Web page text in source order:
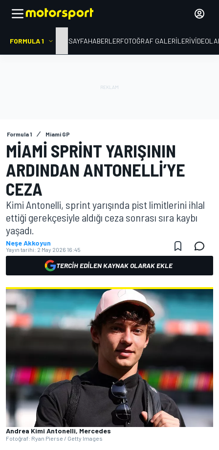
FORMULA 1 ANA SAYFAHABERLERFOTOĞRAF GALERILERI
Formula 1 Miami GP
MIAMI SPRINT YARIŞININ
ARDINDAN ANTONELLI’YE
CEZA
Kimi Antonelli, sprint yarışında pist limitlerini ihlal
ettiği gerekçesiyle aldığı ceza sonrası sıra kaybı
yaşadı.
Neşe Akkoyun
Yayın tarihi: 2 May 2026 16:45
TERCIH EDILEN KAYNAK OLARAK EKLE
Andrea Kimi Antonelli, Mercedes
Fotoğraf: Ryan Pierse / Getty Images